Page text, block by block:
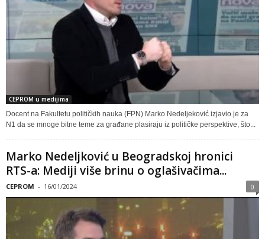
CEPROM u medijima
Docent na Fakultetu političkih nauka (FPN) Marko Nedeljeković izjavio je za
N1 da se mnoge bitne teme za građane plasiraju iz političke perspektive, što...
Marko Nedeljković u Beogradskoj hronici
RTS-a: Mediji više brinu o oglašivačima...
CEPROM - 16/01/2024 0